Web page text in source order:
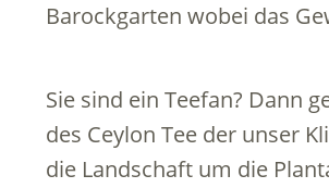
Barockgarten wobei das
Sie sind ein Teefan? Dann
des Ceylon Tee der unser
die Landschaft um die